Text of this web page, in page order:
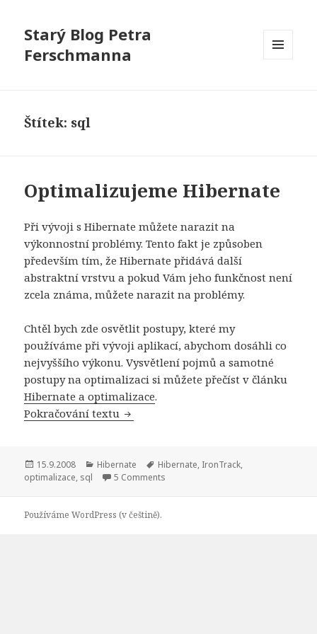
Starý Blog Petra
Ferschmanna
Štítek: sql
Optimalizujeme Hibernate
Při vývoji s Hibernate můžete narazit na
výkonnostní problémy. Tento fakt je způsoben
především tím, že Hibernate přidává další
abstraktní vrstvu a pokud Vám jeho funkčnost není
zcela známa, můžete narazit na problémy.
Chtěl bych zde osvětlit postupy, které my
používáme při vývoji aplikací, abychom dosáhli co
nejvyššího výkonu. Vysvětlení pojmů a samotné
postupy na optimalizaci si můžete přečíst v článku
Hibernate a optimalizace.
Pokračování textu Optimalizujeme Hibernate
Publikováno:
15.9.2008 Rubriky:
Hibernate Štítky:
Hibernate, IronTrack,
optimalizace, sql 5 Comments
Používáme WordPress (v češtině).